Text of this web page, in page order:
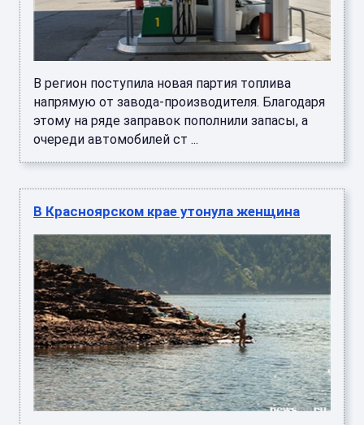
В регион поступила новая партия топлива
напрямую от завода-производителя. Благодаря
этому на ряде заправок пополнили запасы, а
очереди автомобилей ст ...
В Красноярском крае утонула женщина